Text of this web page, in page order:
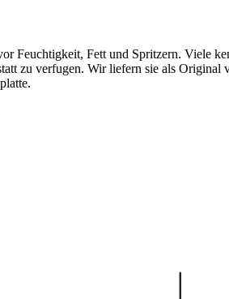
Feuchtigkeit, Fett und Spritzern. Viele
zu verfugen. Wir liefern sie als